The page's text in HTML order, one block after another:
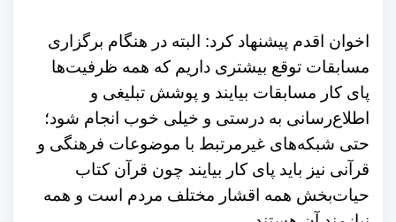
اخوان اقدم پیشنهاد کرد: البته در هنگام برگزاری
مسابقات توقع بیشتری داریم که همه ظرفیت‌ها
پای کار مسابقات بیایند و پوشش تبلیغی و
اطلاع‌رسانی به درستی و خیلی خوب انجام شود؛
حتی شبکه‌های غیرمرتبط با موضوعات فرهنگی و
قرآنی نیز باید پای کار بیایند چون قرآن کتاب
حیات‌بخش همه اقشار مختلف مردم است و همه